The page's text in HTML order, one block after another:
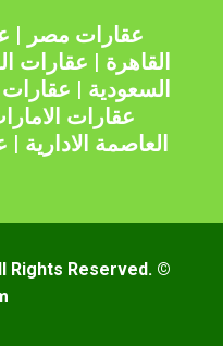
عقارات مصر |
القاهرة | عقارات
السعودية |
عقارات
العاصمة الادارية |
Rights Reserved.